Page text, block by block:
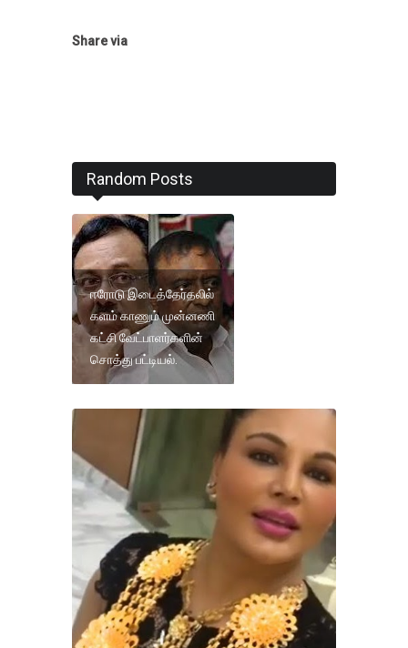
Share via
Random Posts
ஈரோடு இடைத்தேர்தலில்
களம் காணும் முன்னணி
கட்சி வேட்பாளர்களின்
சொத்து பட்டியல்.